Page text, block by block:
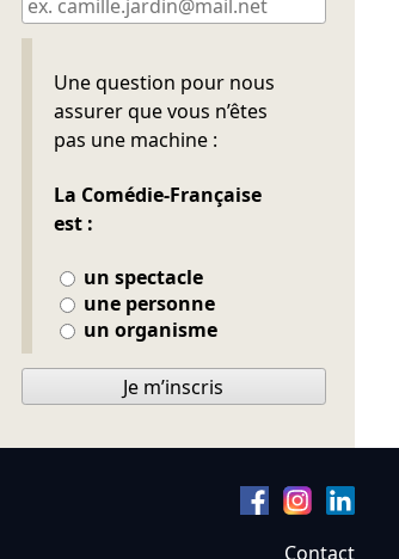
Une question pour nous
assurer que vous n’êtes
pas une machine :
La Comédie-Française
est :
un spectacle
une personne
un organisme
Ne pas remplir
Je m’inscris
Contact